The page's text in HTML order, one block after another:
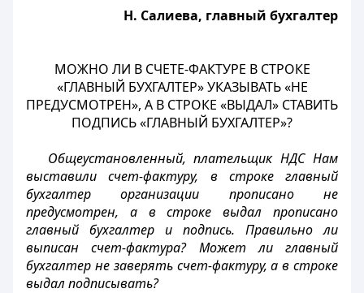
Н. Салиева, главный бухгалтер
МОЖНО ЛИ В СЧЕТЕ-ФАКТУРЕ В СТРОКЕ
«ГЛАВНЫЙ БУХГАЛТЕР» УКАЗЫВАТЬ «НЕ
ПРЕДУСМОТРЕН», А В СТРОКЕ «ВЫДАЛ» СТАВИТЬ
ПОДПИСЬ «ГЛАВНЫЙ БУХГАЛТЕР»?
Общеустановленный, плательщик НДС Нам
выставили счет-фактуру, в строке главный
бухгалтер организации прописано не
предусмотрен, а в строке выдал прописано
главный бухгалтер и подпись. Правильно ли
выписан счет-фактура? Может ли главный
бухгалтер не заверять счет-фактуру, а в строке
выдал подписывать?